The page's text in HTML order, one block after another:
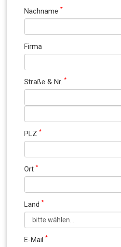
Nachname *
Firma
Straße & Nr. *
PLZ *
Ort *
Land *
E-Mail *